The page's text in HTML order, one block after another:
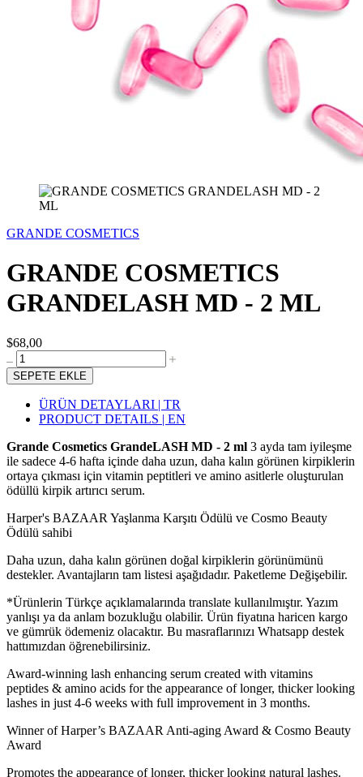
GRANDE COSMETICS
GRANDE COSMETICS
GRANDELASH MD - 2 ML
$68,00
SEPETE EKLE
ÜRÜN DETAYLARI | TR
PRODUCT DETAILS | EN
Grande Cosmetics GrandeLASH MD - 2 ml 3 ayda tam iyileşme
ile sadece 4-6 hafta içinde daha uzun, daha kalın görünen kirpiklerin
ortaya çıkması için vitamin peptitleri ve amino asitlerle oluşturulan
ödüllü kirpik artırıcı serum.
Harper's BAZAAR Yaşlanma Karşıtı Ödülü ve Cosmo Beauty
Ödülü sahibi
Daha uzun, daha kalın görünen doğal kirpiklerin görünümünü
destekler. Avantajların tam listesi aşağıdadır. Paketleme Değişebilir.
*Ürünlerin Türkçe açıklamalarında translate kullanılmıştır. Yazım
yanlışı ya da anlam bozukluğu olabilir. Ürün fiyatına haricen kargo
ve gümrük ödemeniz olacaktır. Bu masraflarınızı Whatsapp destek
hattımızdan öğrenebilirsiniz.
Award-winning lash enhancing serum created with vitamins
peptides & amino acids for the appearance of longer, thicker looking
lashes in just 4-6 weeks with full improvement in 3 months.
Winner of Harper’s BAZAAR Anti-aging Award & Cosmo Beauty
Award
Promotes the appearance of longer, thicker looking natural lashes.